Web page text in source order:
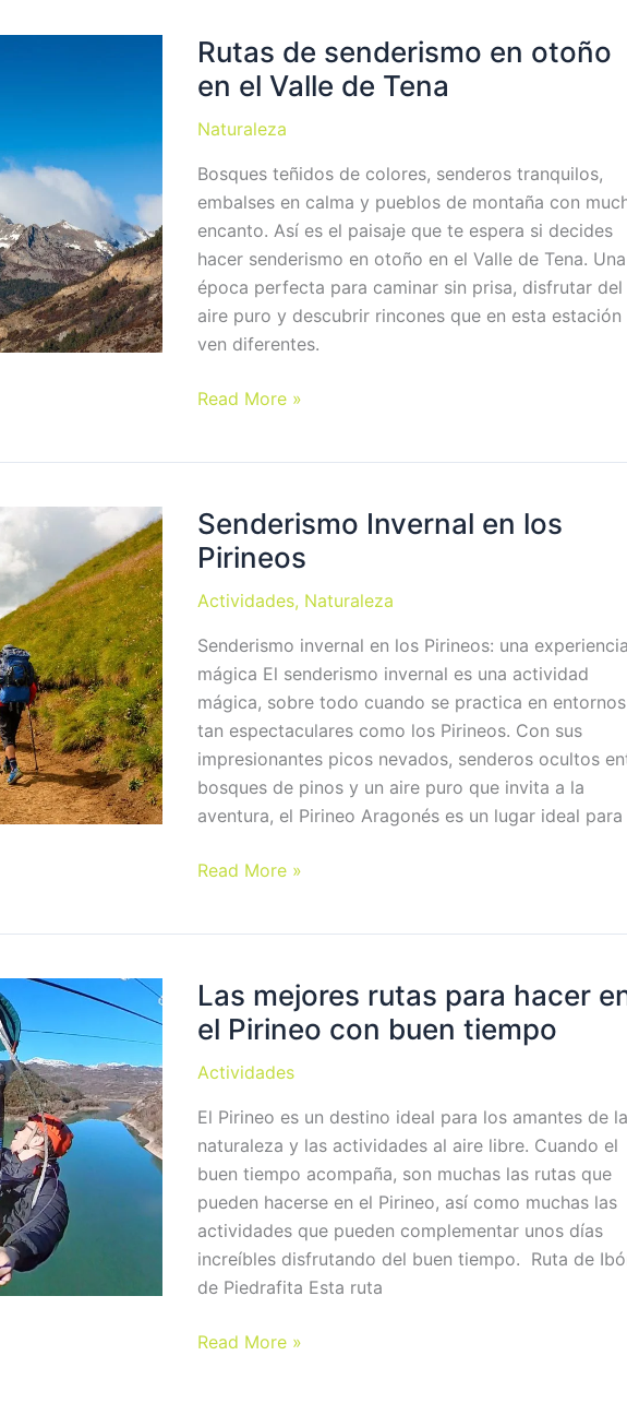
atardecer:
ruta
al
atardecer
Rutas de senderismo en otoño
en el Valle de Tena
Naturaleza
Bosques teñidos de colores, senderos tranquilos,
embalses en calma y pueblos de montaña con
encanto. Así es el paisaje que te espera si decides
hacer senderismo en otoño en el Valle de Tena. Una
época perfecta para caminar sin prisa, disfrutar del
aire puro y descubrir rincones que en esta estación
ven diferentes.
Rutas
otoño
en
el
Valle
Tena
Read More »
Senderismo Invernal en los
Pirineos
Actividades, Naturaleza
Senderismo invernal en los Pirineos: una experiencia
mágica El senderismo invernal es una actividad
mágica, sobre todo cuando se practica en entornos
tan espectaculares como los Pirineos. Con sus
impresionantes picos nevados, senderos ocultos
bosques de pinos y un aire puro que invita a la
aventura, el Pirineo Aragonés es un lugar ideal para
Senderismo
Pirineos
Read More »
Las mejores rutas para hacer
el Pirineo con buen tiempo
Actividades
El Pirineo es un destino ideal para los amantes de la
naturaleza y las actividades al aire libre. Cuando el
buen tiempo acompaña, son muchas las rutas que
pueden hacerse en el Pirineo, así como muchas las
actividades que pueden complementar unos días
increíbles disfrutando del buen tiempo. Ruta de
de Piedrafita Esta ruta
Las
Read More »